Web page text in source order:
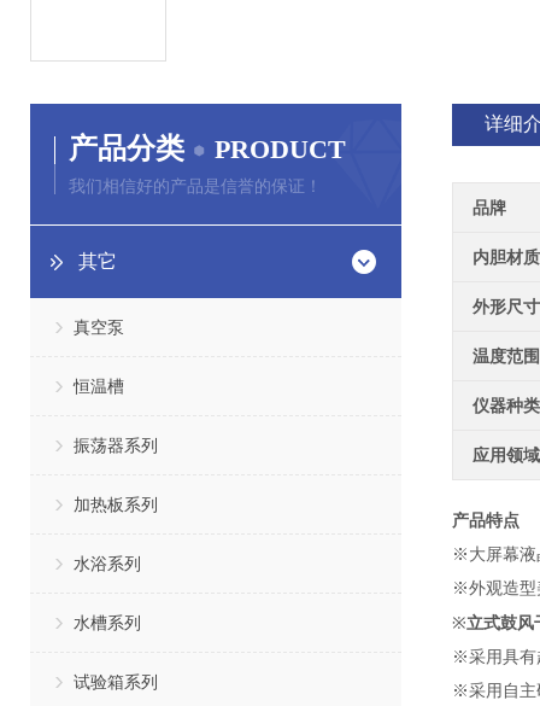
产品分类 PRODUCT
我们相信好的产品是信誉的保证！
其它
真空泵
恒温槽
振荡器系列
加热板系列
水浴系列
水槽系列
试验箱系列
详细
品牌
内胆材质
外形尺寸
温度范围
仪器种类
应用领域
产品特点
※ 大屏幕
※外观造型
※立式鼓风
※采用具
※采用自